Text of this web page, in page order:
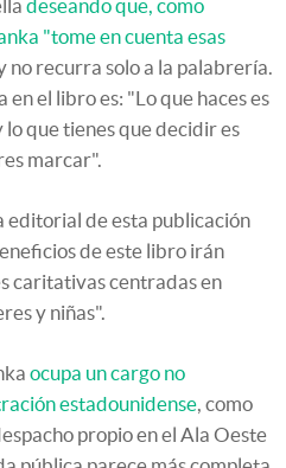
deseando que, como
"tome en cuenta esas
no recurra solo a la palabrería.
en el libro es: "Lo que haces es
que tienes que decidir es
marcar".
editorial de esta publicación
de este libro irán
caritativas centradas en
y niñas".
ocupa un cargo no
estadounidense, como
propio en el Ala Oeste